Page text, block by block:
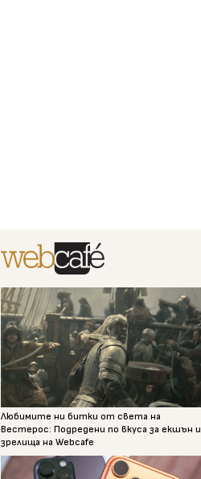
Любимите ни битки от света на
Вестерос: Подредени по вкуса за екшън и
зрелища на Webcafe